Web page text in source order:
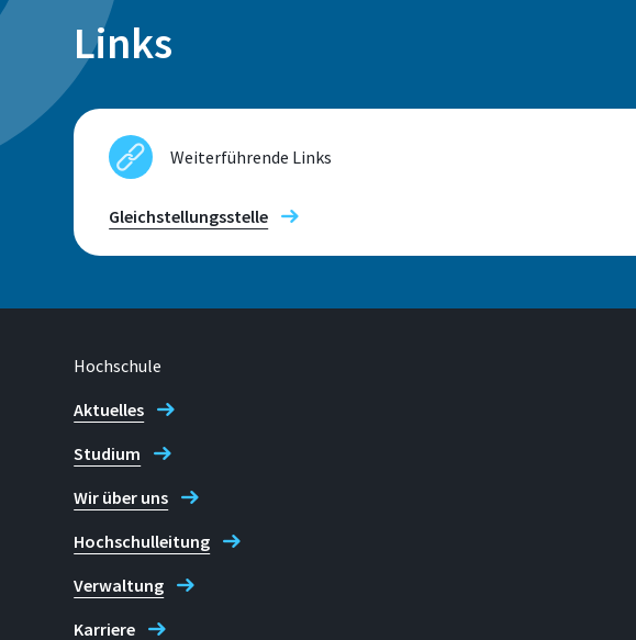
Sankt Augustin
Raum
C005.2
Telefon
+49 2241 865 795
Gesche Neusel
Links
Weiterführende Links
Gleichstellungsstelle
Hochschule
Aktuelles
Studium
Wir über uns
Hochschulleitung
Verwaltung
Karriere